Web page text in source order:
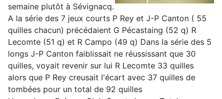
semaine plutôt à Sévignacq.
A la série des 7 jeux courts P Rey et J-P Canton ( 55
quilles chacun) précédaient G Pécastaing (52 q) R
Lecomte (51 q) et R Campo (49 q) Dans la série des 5
longs J-P Canton faiblissait ne réussissant que 30
quilles, voyait revenir sur lui R Lecomte 33 quilles
alors que P Rey creusait l'écart avec 37 quilles de
tombées pour un total de 92 quilles